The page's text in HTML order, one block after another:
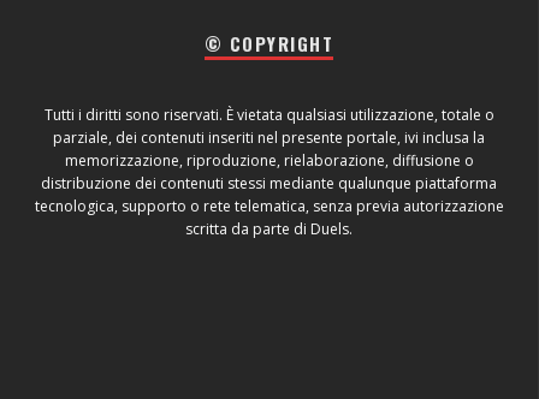
© COPYRIGHT
Tutti i diritti sono riservati. È vietata qualsiasi utilizzazione, totale o
parziale, dei contenuti inseriti nel presente portale, ivi inclusa la
memorizzazione, riproduzione, rielaborazione, diffusione o
distribuzione dei contenuti stessi mediante qualunque piattaforma
tecnologica, supporto o rete telematica, senza previa autorizzazione
scritta da parte di Duels.